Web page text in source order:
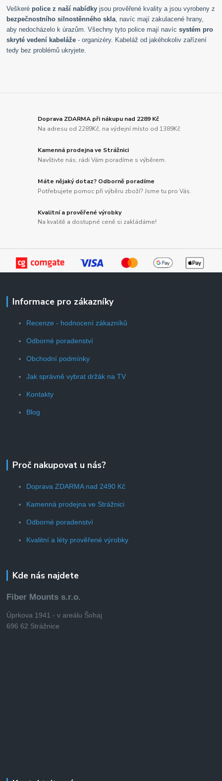
Veškeré police z naší nabídky jsou prověřené kvality a jsou vyrobeny z
bezpečnostního silnostěnného skla, navíc mají zakulacené hrany,
aby nedocházelo k úrazům. Všechny tyto police mají navícsystém pro
skryté vedení kabeláže - organizéry. Kabeláž od jakéhokoliv zařízení
tedy bez problémů ukryjete.
Doprava ZDARMA při nákupu nad 2289 Kč
Na adresu od 2289Kč, na výdejní místo od 1389Kč
Kamenná prodejna ve Strážnici
Navštivte nás, rádi Vám poradíme s výběrem.
Máte nějaký dotaz? Odborně poradíme
Potřebujete pomoc při výběru zboží? Jsme tu pro Vás.
Kvalitní a prověřené výrobky
Na kvalitě a dostupné ceně si zakládáme!
Informace pro zákazníky
Recenze - hodnocení zákazníků
Odborné poradenství
Obchodní podmínky
Jak správně vybrat držák na TV
Kontakty
Blog
Proč nakupovat u nás?
Doprava ZDARMA nad 2490 Kč
Kamenná prodejna ve Strážnici
Odborné poradenství
Kvalitní a léty prověřené výrobky
Kde nás najdete
Fiber Mounts s.r.o.
Úprkova 1941 - v areálu Šohaj
696 62 Strážnice